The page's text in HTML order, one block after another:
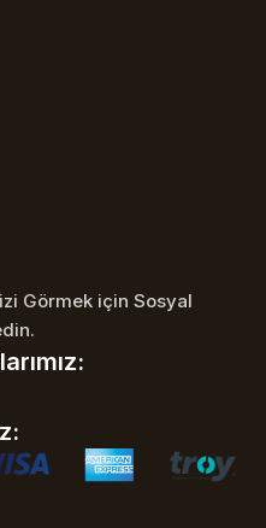
Görmek için Sosyal